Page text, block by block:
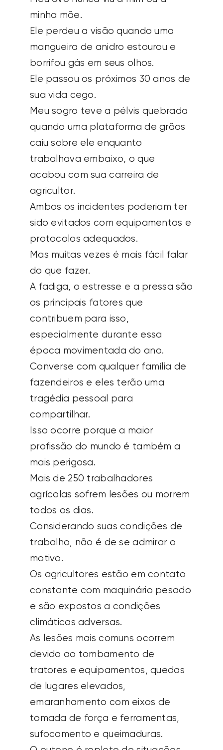
minha mãe.
Ele perdeu a visão quando uma
mangueira de anidro estourou e
borrifou gás em seus olhos.
Ele passou os próximos 30 anos de
sua vida cego.
Meu sogro teve a pélvis quebrada
quando uma plataforma de grãos
caiu sobre ele enquanto
trabalhava embaixo, o que
acabou com sua carreira de
agricultor.
Ambos os incidentes poderiam ter
sido evitados com equipamentos e
protocolos adequados.
Mas muitas vezes é mais fácil falar
do que fazer.
A fadiga, o estresse e a pressa são
os principais fatores que
contribuem para isso,
especialmente durante essa
época movimentada do ano.
Converse com qualquer família de
fazendeiros e eles terão uma
tragédia pessoal para
compartilhar.
Isso ocorre porque a maior
profissão do mundo é também a
mais perigosa.
Mais de 250 trabalhadores
agrícolas sofrem lesões ou morrem
todos os dias.
Considerando suas condições de
trabalho, não é de se admirar o
motivo.
Os agricultores estão em contato
constante com maquinário pesado
e são expostos a condições
climáticas adversas.
As lesões mais comuns ocorrem
devido ao tombamento de
tratores e equipamentos, quedas
de lugares elevados,
emaranhamento com eixos de
tomada de força e ferramentas,
sufocamento e queimaduras.